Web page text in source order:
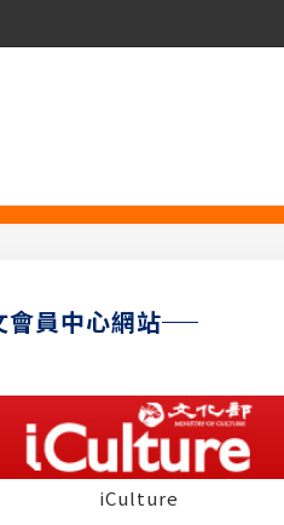
員中心網站
iCulture